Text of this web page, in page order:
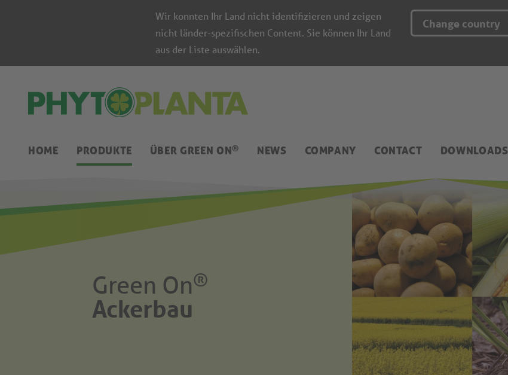
Wir konnten Ihr Land nicht identifizieren und zeigen
nicht länder-spezifischen Content. Sie können Ihr Land
aus der Liste auswählen.
Change country
HOME PRODUKTE ÜBER GREEN ON® NEWS COMPANY CONTACT DOWNLOADS
Green On®
Ackerbau